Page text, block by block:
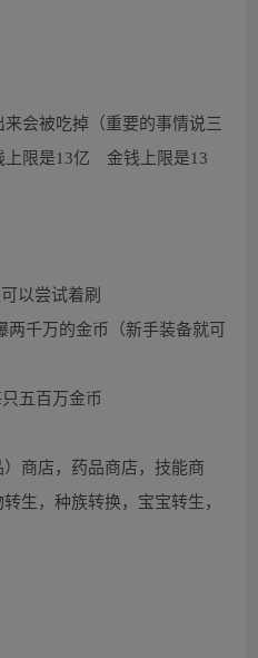
被吃掉（重要的事情说三
限是13亿 金钱上限是13
以尝试着刷
千万的金币（新手装备就可
五百万金币
商店，药品商店，技能商
生，种族转换，宝宝转生，